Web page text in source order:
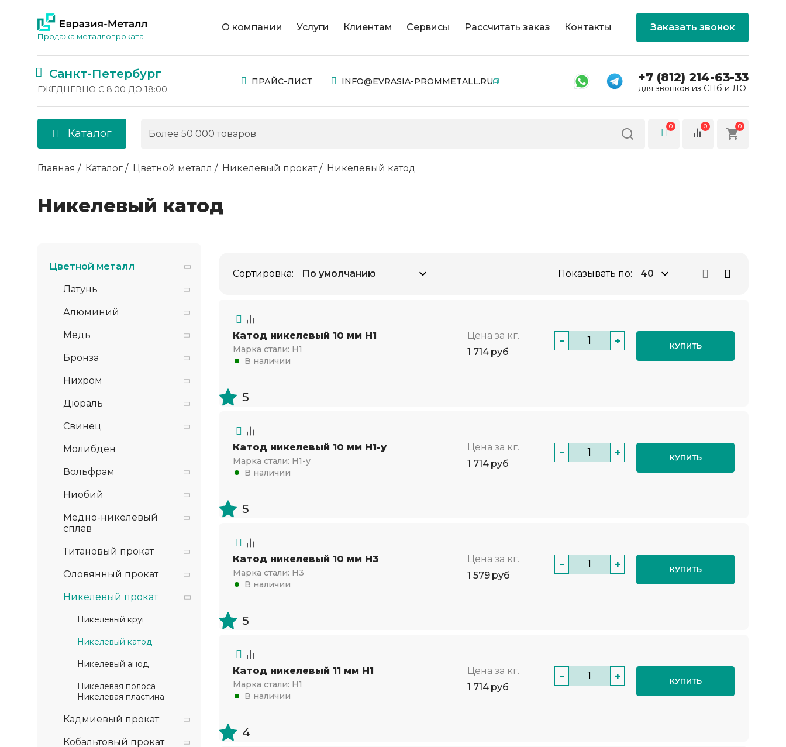
Продажа металлопроката
О компании Услуги Клиентам Сервисы Рассчитать заказ Контакты Заказать звонок
Санкт-Петербург
ЕЖЕДНЕВНО С 8:00 ДО 18:00
ПРАЙС-ЛИСТ INFO@EVRASIA-PROMMETALL.RU +7 (812) 214-63-33
для звонков из СПб и ЛО
Каталог
0 0 0
Главная Каталог Цветной металл Никелевый прокат Никелевый катод
Никелевый катод
Цветной металл
Латунь
Алюминий
Медь
Бронза
Нихром
Дюраль
Свинец
Молибден
Вольфрам
Ниобий
Медно-никелевый
сплав
Титановый прокат
Оловянный прокат
Никелевый прокат
Никелевый круг
Никелевый катод
Никелевый анод
Никелевая полоса
Никелевая пластина
Кадмиевый прокат
Кобальтовый прокат
Сортировка: Показывать по:
Катод никелевый 10 мм Н1
Марка стали: Н1
В наличии
Цена за кг.
1 714 руб
− + КУПИТЬ
5
Катод никелевый 10 мм Н1-у
Марка стали: Н1-у
В наличии
Цена за кг.
1 714 руб
− + КУПИТЬ
5
Катод никелевый 10 мм Н3
Марка стали: Н3
В наличии
Цена за кг.
1 579 руб
− + КУПИТЬ
5
Катод никелевый 11 мм Н1
Марка стали: Н1
В наличии
Цена за кг.
1 714 руб
− + КУПИТЬ
4